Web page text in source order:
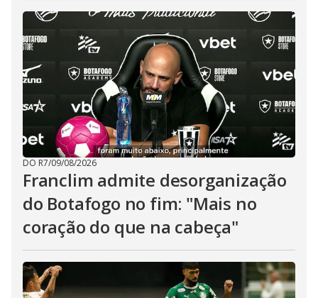
DO R7/09/08/2026
Franclim admite desorganização
do Botafogo no fim: "Mais no
coração do que na cabeça"